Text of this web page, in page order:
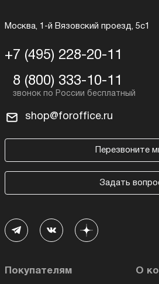
Москва, 1-й Вязовский проезд, 5с1
+7 (495) 228-20-11
8 (800) 333-10-11
shop@foroffice.ru
Перезвоните
Задать
Покупателям О